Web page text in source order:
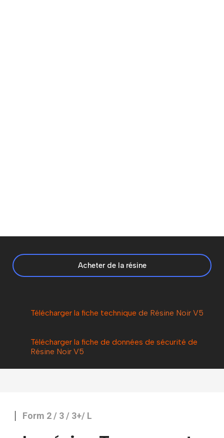
Acheter de la résine
Télécharger la fiche technique de Résine Noir V5
Télécharger la fiche de données de sécurité de
Résine Noir V5
Form 2 / 3 / 3+/ L